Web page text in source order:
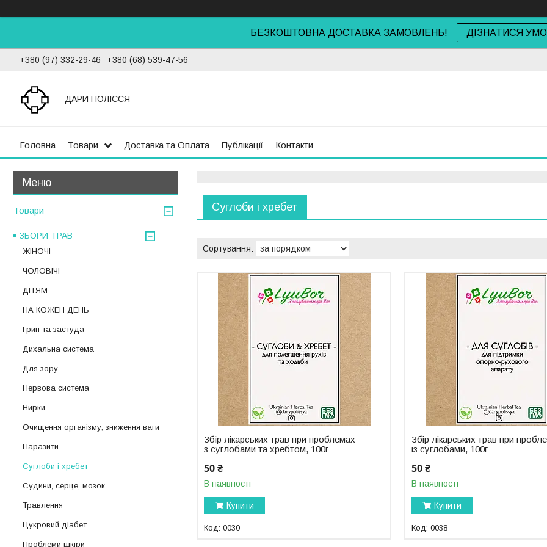
БЕЗКОШТОВНА ДОСТАВКА ЗАМОВЛЕНЬ! ДІЗНАТИСЯ
+380 (97) 332-29-46 +380 (68) 539-47-56
ДАРИ ПОЛІССЯ
Головна Товари Доставка та Оплата Публікації Контакти
Суглоби і хребет
Збір лікарських трав при проблемах
з суглобами та хребтом, 100г
50 ₴
В наявності
Купити
0030
Збір лікарських трав при
із суглобами, 100г
50 ₴
В наявності
Купити
0038
Товари
ЗБОРИ ТРАВ
ЖІНОЧІ
ЧОЛОВІЧІ
ДІТЯМ
НА КОЖЕН ДЕНЬ
Грип та застуда
Дихальна система
Для зору
Нервова система
Нирки
Очищення організму, зниження ваги
Паразити
Суглоби і хребет
Судини, серце, мозок
Травлення
Цукровий діабет
Проблеми шкіри